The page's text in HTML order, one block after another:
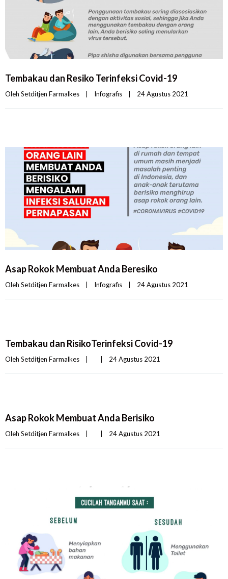
Tembakau dan Resiko Terinfeksi Covid-19
Oleh Setditjen Farmalkes Infografis 24 Agustus 2021
Asap Rokok Membuat Anda Beresiko
Oleh Setditjen Farmalkes Infografis 24 Agustus 2021
Tembakau dan RisikoTerinfeksi Covid-19
Oleh Setditjen Farmalkes 24 Agustus 2021
Asap Rokok Membuat Anda Berisiko
Oleh Setditjen Farmalkes 24 Agustus 2021